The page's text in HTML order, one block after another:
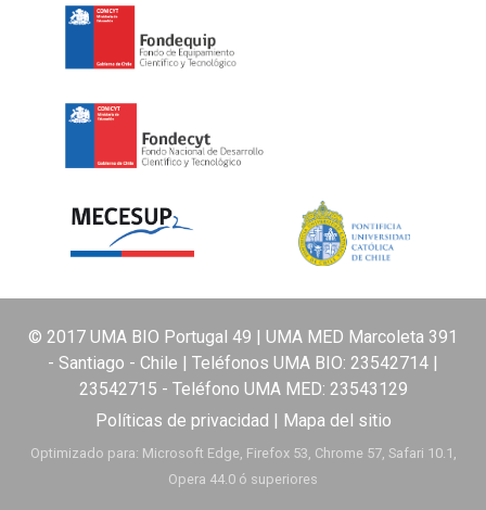
© 2017 UMA BIO Portugal 49 | UMA MED Marcoleta 391
- Santiago - Chile | Teléfonos UMA BIO: 23542714
23542715 - Teléfono UMA MED: 23543129
Políticas de privacidad
Mapa del sitio
Optimizado para: Microsoft Edge, Firefox 53, Chrome 57, Safari 10.1,
Opera 44.0 ó superiores